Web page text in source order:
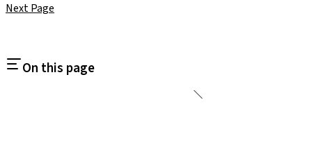
Next Page
On this page